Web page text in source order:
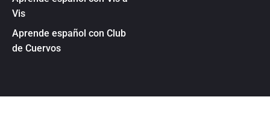
Vis
Aprende español con Club
de Cuervos